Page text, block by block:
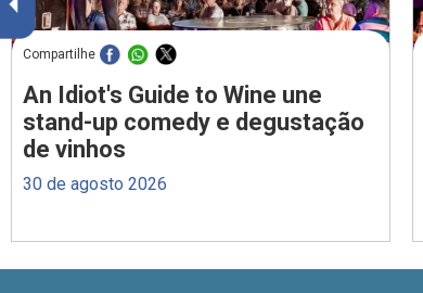
Compartilhe
An Idiot's Guide to Wine une
stand-up comedy e degustação
de vinhos
30 de agosto 2026